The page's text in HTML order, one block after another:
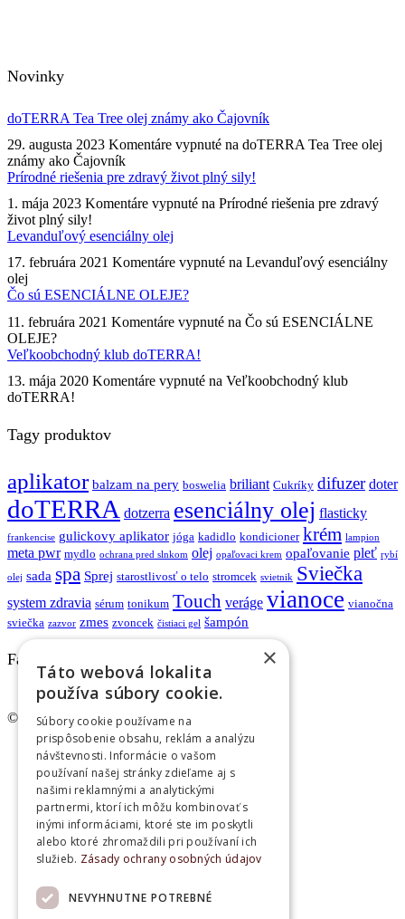
Novinky
doTERRA Tea Tree olej známy ako Čajovník
29. augusta 2023 Komentáre vypnuté na doTERRA Tea Tree olej
známy ako Čajovník
Prírodné riešenia pre zdravý život plný sily!
1. mája 2023 Komentáre vypnuté na Prírodné riešenia pre zdravý
život plný sily!
Levanduľový esenciálny olej
17. februára 2021 Komentáre vypnuté na Levanduľový esenciálny
olej
Čo sú ESENCIÁLNE OLEJE?
11. februára 2021 Komentáre vypnuté na Čo sú ESENCIÁLNE
OLEJE?
Veľkoobchodný klub doTERRA!
13. mája 2020 Komentáre vypnuté na Veľkoobchodný klub
doTERRA!
Tagy produktov
aplikator balzam na pery boswelia briliant Cukríky difuzer doter
doTERRA dotzerra esenciálny olej flasticky
frankencise gulickovy aplikator jóga kadidlo kondicioner krém lampion
meta pwr mydlo ochrana pred slnkom olej opaľovaci krem opaľovanie pleť rybí
olej sada spa Sprej starostlivosť o telo stromcek svietnik Sviečka
system zdravia sérum tonikum Touch veráge vianoce vianočna
sviečka zazvor zmes zvoncek čistiaci gel šampón
Facebook
© www.lampoil.sk | Všetky práva vyhradené.
Ochrana osobných údajov
Cookies
Obchodné podmienky
Kontakt
×
Táto webová lokalita
používa súbory cookie.
Súbory cookie používame na
prispôsobenie obsahu, reklám a analýzu
návštevnosti. Informácie o vašom
používaní našej stránky zdieľame aj s
našimi reklamnými a analytickými
partnermi, ktorí ich môžu kombinovať s
inými informáciami, ktoré ste im poskytli
alebo ktoré zhromaždili pri používaní ich
služieb. Zásady ochrany osobných údajov
NEVYHNUTNE POTREBNÉ